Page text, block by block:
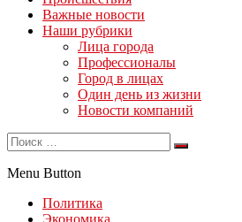
Важные новости
Наши рубрики
Лица города
Профессионалы
Город в лицах
Один день из жизни
Новости компаний
Menu Button
Политика
Экономика